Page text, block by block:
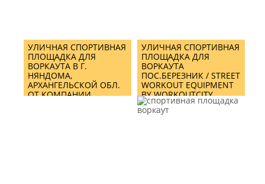
УЛИЧНАЯ СПОРТИВНАЯ
ПЛОЩАДКА ДЛЯ
ВОРКАУТА В Г.
НЯНДОМА,
АРХАНГЕЛЬСКОЙ ОБЛ.
ОТ КОМПАНИИ
УЛИЧНАЯ СПОРТИВНАЯ
ПЛОЩАДКА ДЛЯ
ВОРКАУТА
ПОС.БЕРЕЗНИК / STREET
WORKOUT EQUIPMENT
BY WORKOUTCITY